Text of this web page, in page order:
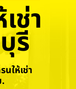
ช่า
รี
นให้เช่า